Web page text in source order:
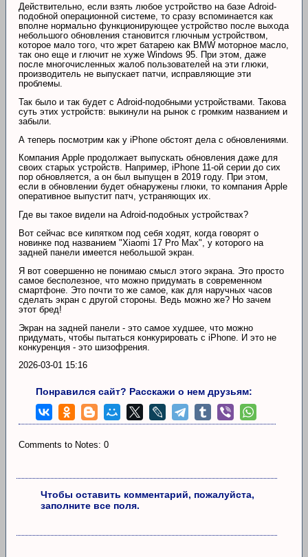
Действительно, если взять любое устройство на базе Adroid-
подобной операционной системе, то сразу вспоминается как
вполне нормально функционирующее устройство после выхода
небольшого обновления становится глючным устройством,
которое мало того, что жрет батарею как BMW моторное масло,
так оно еще и глючит не хуже Windows 95. При этом, даже
после многочисленных жалоб пользователей на эти глюки,
производитель не выпускает патчи, исправляющие эти
проблемы.
Так было и так будет с Adroid-подобными устройствами. Такова
суть этих устройств: выкинули на рынок с громким названием и
забыли.
А теперь посмотрим как у iPhone обстоят дела с обновлениями.
Компания Apple продолжает выпускать обновления даже для
своих старых устройств. Например, iPhone 11-ой серии до сих
пор обновляется, а он был выпущен в 2019 году. При этом,
если в обновлении будет обнаружены глюки, то компания Apple
оперативное выпустит патч, устраняющих их.
Где вы такое видели на Adroid-подобных устройствах?
Вот сейчас все кипятком под себя ходят, когда говорят о
новинке под названием "Xiaomi 17 Pro Max", у которого на
задней панели имеется небольшой экран.
Я вот совершенно не понимаю смысл этого экрана. Это просто
самое бесполезное, что можно придумать в современном
смартфоне. Это почти то же самое, как для наручных часов
сделать экран с другой стороны. Ведь можно же? Но зачем
этот бред!
Экран на задней панели - это самое худшее, что можно
придумать, чтобы пытаться конкурировать с iPhone. И это не
конкуренция - это шизофрения.
2026-03-01 15:16
Понравился сайт? Расскажи о нем друзьям:
Comments to Notes: 0
Чтобы оставить комментарий, пожалуйста,
заполните все поля.